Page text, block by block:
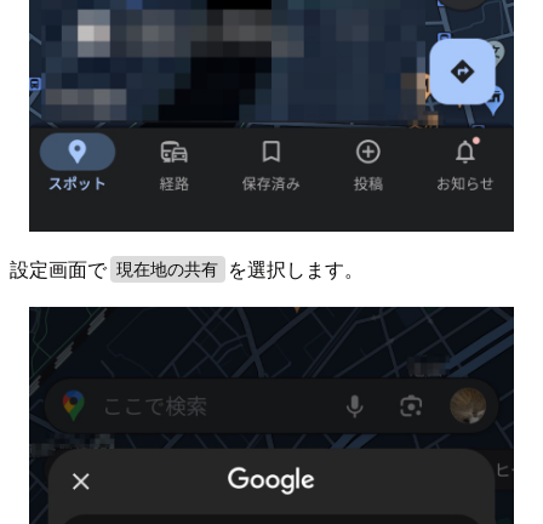
設定画面で 現在地の共有 を選択します。